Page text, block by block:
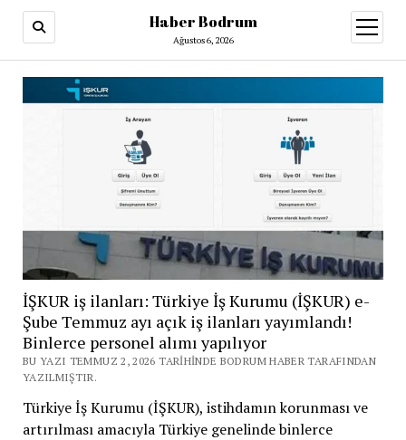
Haber Bodrum
Ağustos 6, 2026
aç
İŞKUR iş ilanları: Türkiye İş Kurumu (İŞKUR) e-
Şube Temmuz ayı açık iş ilanları yayımlandı!
Binlerce personel alımı yapılıyor
BU YAZI TEMMUZ 2, 2026 TARIHINDE BODRUM HABER TARAFINDAN
YAZILMIŞTIR.
Türkiye İş Kurumu (İŞKUR), istihdamın korunması ve
artırılması amacıyla Türkiye genelinde binlerce